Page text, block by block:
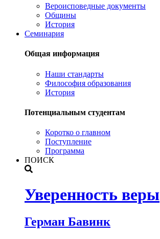
Вероисповедные документы
Общины
История
Семинария
Общая информация
Наши стандарты
Философия образования
История
Потенциальным студентам
Коротко о главном
Поступление
Программа
ПОИСК
Уверенность веры
Герман Бавинк